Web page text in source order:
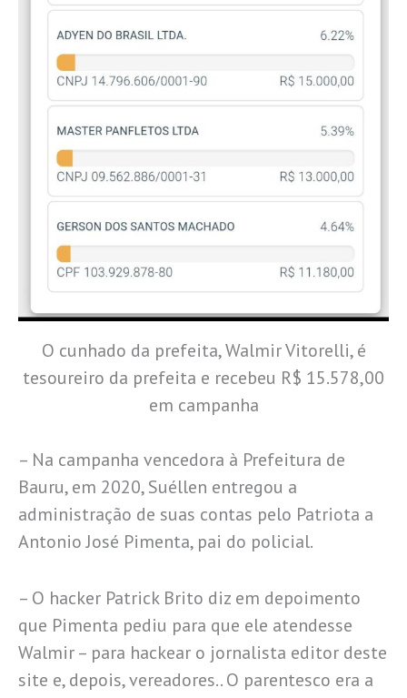
O cunhado da prefeita, Walmir Vitorelli, é
tesoureiro da prefeita e recebeu R$ 15.578,00
em campanha
– Na campanha vencedora à Prefeitura de
Bauru, em 2020, Suéllen entregou a
administração de suas contas pelo Patriota a
Antonio José Pimenta, pai do policial.
– O hacker Patrick Brito diz em depoimento
que Pimenta pediu para que ele atendesse
Walmir – para hackear o jornalista editor deste
site e, depois, vereadores.. O parentesco era a